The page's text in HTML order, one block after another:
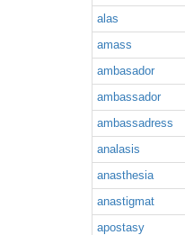
alas
amass
ambasador
ambassador
ambassadress
analasis
anasthesia
anastigmat
apostasy